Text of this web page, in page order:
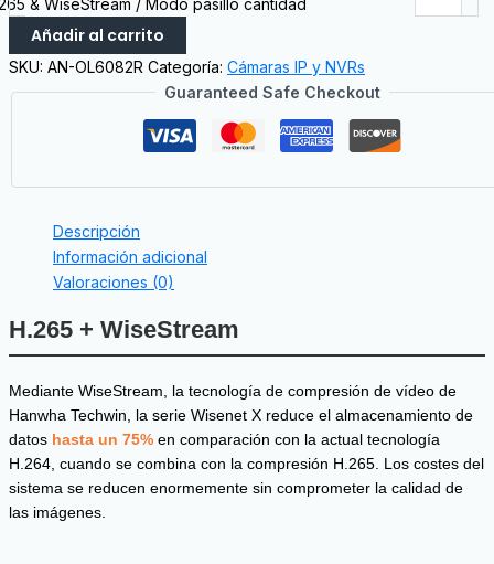
& WiseStream / Modo pasillo cantidad
Añadir al carrito
SKU: AN-OL6082R Categoría: Cámaras IP y NVRs
Guaranteed Safe Checkout
Descripción
Información adicional
Valoraciones (0)
H.265 + WiseStream
Mediante WiseStream, la tecnología de compresión de vídeo de
Hanwha Techwin, la serie Wisenet X reduce el almacenamiento de
datos hasta un 75% en comparación con la actual tecnología
H.264, cuando se combina con la compresión H.265. Los costes del
sistema se reducen enormemente sin comprometer la calidad de
las imágenes.